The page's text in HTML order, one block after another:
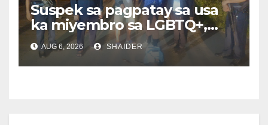
Suspek sa pagpatay sa usa
ka miyembro sa LGBTQ+,
sikop sa Kalilangan,
Bukidnon; suspek, nisulay og
pagdunggab sa pulis nga
AUG 6, 2026 SHAIDER